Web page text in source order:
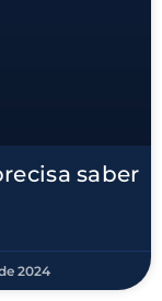
saber
2024